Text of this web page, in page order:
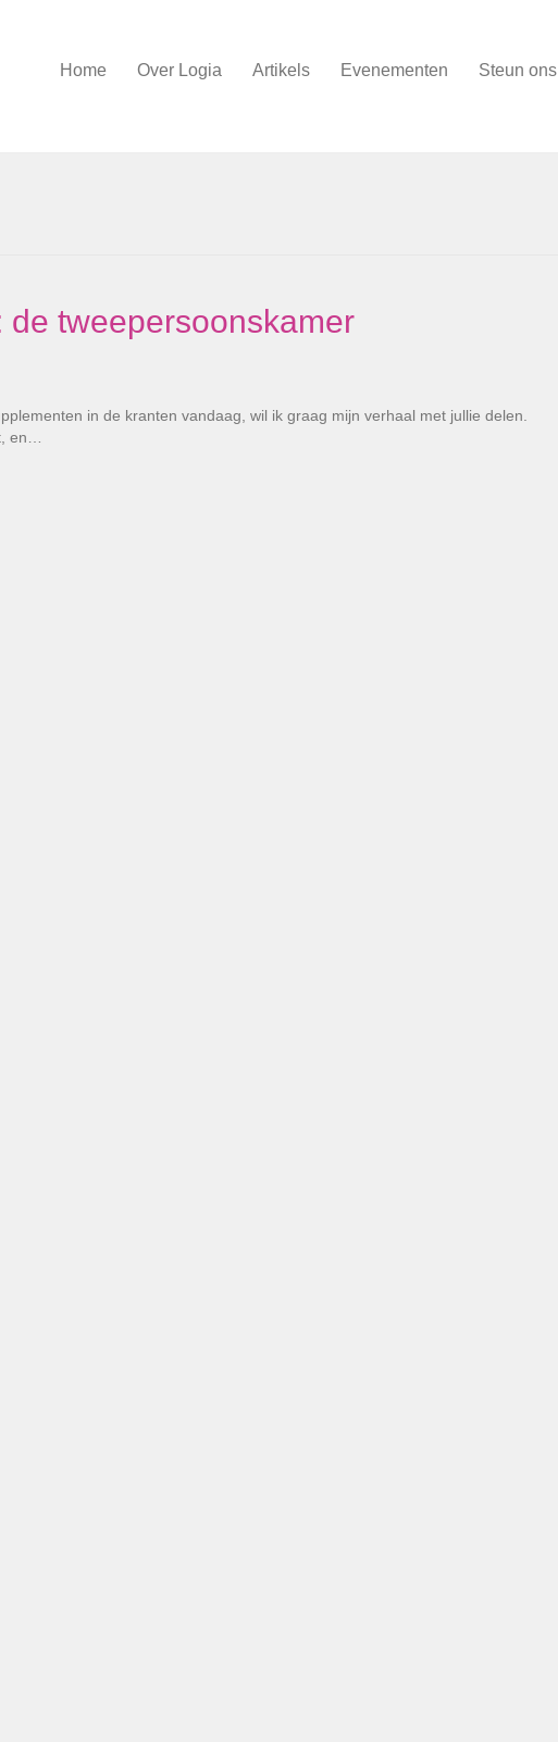
Home Over Logia Artikels Evenementen Steun ons
tweepersoonskamer
in de kranten vandaag, wil ik graag mijn verhaal met jullie delen.
en…